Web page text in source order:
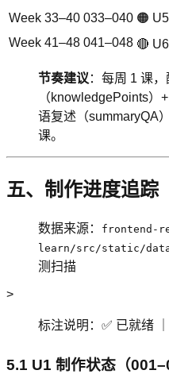
Week 33–40 033–040 🟠
Week 41–48 041–048 🔴
节奏建议 ：每周 1 课
（knowledgePoints）
语复述（summaryQA
课。
五、制作进度追踪
数据来源：
frontend-
learn/src/static/
测扫描
>
标注说明：✅ 已就绪
5.1 U1 制作状态（